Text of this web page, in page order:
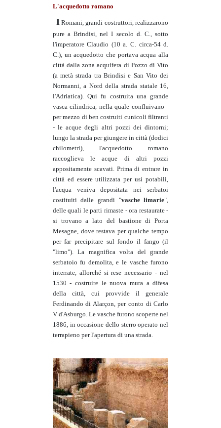
L'acquedotto romano
IRomani, grandi costruttori, realizzarono
pure a Brindisi, nel I secolo d. C., sotto
l'imperatore Claudio (10 a. C. circa-54 d.
C.), un acquedotto che portava acqua alla
città dalla zona acquifera di Pozzo di Vito
(a metà strada tra Brindisi e San Vito dei
Normanni, a Nord della strada statale 16,
l'Adriatica). Qui fu costruita una grande
vasca cilindrica, nella quale confluivano -
per mezzo di ben costruiti cunicoli filtranti
- le acque degli altri pozzi dei dintorni;
lungo la strada per giungere in città (dodici
chilometri), l'acquedotto romano
raccoglieva le acque di altri pozzi
appositamente scavati. Prima di entrare in
città ed essere utilizzata per usi potabili,
l'acqua veniva depositata nei serbatoi
costituiti dalle grandi "vasche limarie",
delle quali le parti rimaste - ora restaurate -
si trovano a lato del bastione di Porta
Mesagne, dove restava per qualche tempo
per far precipitare sul fondo il fango (il
"limo"). La magnifica volta del grande
serbatoio fu demolita, e le vasche furono
interrate, allorché si rese necessario - nel
1530 - costruire le nuova mura a difesa
della città, cui provvide il generale
Ferdinando di Alarçon, per conto di Carlo
V d'Asburgo. Le vasche furono scoperte nel
1886, in occasione dello sterro operato nel
terrapieno per l'apertura di una strada.